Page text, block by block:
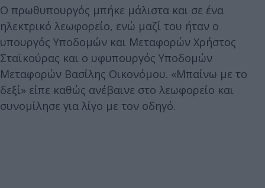
Ο πρωθυπουργός μπήκε μάλιστα και σε ένα
ηλεκτρικό λεωφορείο, ενώ μαζί του ήταν ο
υπουργός Υποδομών και Μεταφορών Χρήστος
Σταϊκούρας και ο υφυπουργός Υποδομών
Μεταφορών Βασίλης Οικονόμου. «Μπαίνω με το
δεξί» είπε καθώς ανέβαινε στο λεωφορείο και
συνομίλησε για λίγο με τον οδηγό.